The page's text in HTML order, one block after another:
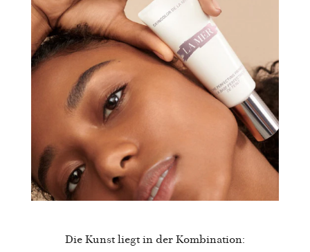
Die Kunst liegt in der Kombination: